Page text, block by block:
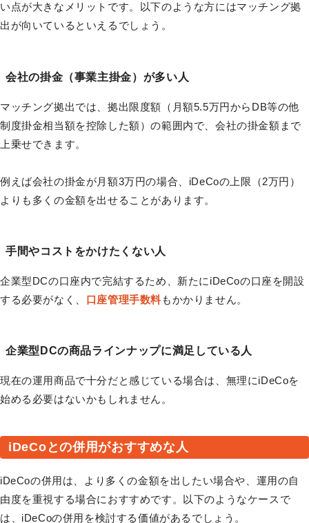
い点が大きなメリットです。以下のような方にはマッチング拠
出が向いているといえるでしょう。
会社の掛金（事業主掛金）が多い人
マッチング拠出では、拠出限度額（月額5.5万円からDB等の他
制度掛金相当額を控除した額）の範囲内で、会社の掛金額まで
上乗せできます。
例えば会社の掛金が月額3万円の場合、iDeCoの上限（2万円）
よりも多くの金額を出せることがあります。
手間やコストをかけたくない人
企業型DCの口座内で完結するため、新たにiDeCoの口座を開設
する必要がなく、 口座管理手数料もかかりません。
企業型DCの商品ラインナップに満足している人
現在の運用商品で十分だと感じている場合は、無理にiDeCoを
始める必要はないかもしれません。
iDeCoとの併用がおすすめな人
iDeCoの併用は、より多くの金額を出したい場合や、運用の自
由度を重視する場合におすすめです。以下のようなケースで
は、iDeCoの併用を検討する価値があるでしょう。